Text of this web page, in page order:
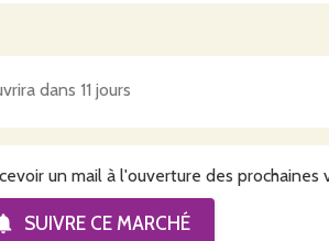
dans 11 jours
un mail à l'ouverture des prochaines
SUIVRE CEMARCHÉ